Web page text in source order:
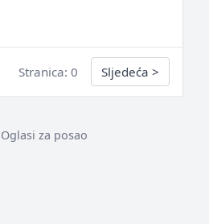
Stranica: 0 Sljedeća >
Oglasi za posao